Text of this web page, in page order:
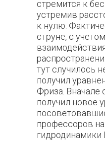
стремится к
устремив
к нулю.
струне, с
тут случилось
получил
Фриза. Вначале
получил новое
профессоров
гидродинамики